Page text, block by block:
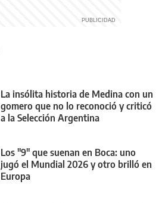
La insólita historia de Medina con un
gomero que no lo reconoció y criticó
a la Selección Argentina
Los "9" que suenan en Boca: uno
jugó el Mundial 2026 y otro brilló en
Europa